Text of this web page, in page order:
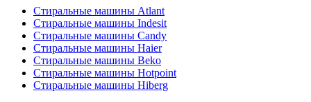
Стиральные машины Atlant
Стиральные машины Indesit
Стиральные машины Candy
Стиральные машины Haier
Стиральные машины Beko
Стиральные машины Hotpoint
Стиральные машины Hiberg